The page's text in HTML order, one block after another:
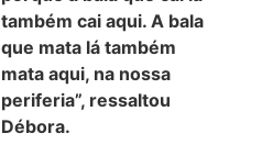
também cai aqui. A bala
que mata lá também
mata aqui, na nossa
periferia”, ressaltou
Débora.